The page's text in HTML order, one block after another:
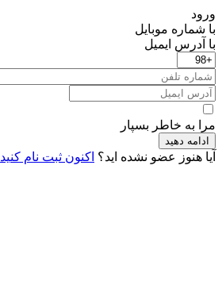
ورود
با شماره موبایل
با آدرس ایمیل
مرا به خاطر بسپار
ادامه دهید
آیا هنوز عضو نشده اید؟ اکنون ثبت نام کنید